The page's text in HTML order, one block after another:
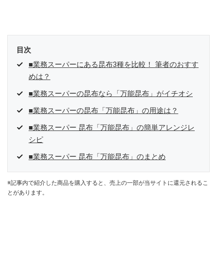
目次
■業務スーパーにある昆布3種を比較！ 筆者のおすす
めは？
■業務スーパーの昆布なら「万能昆布」がイチオシ
■業務スーパーの昆布「万能昆布」の用途は？
■業務スーパー 昆布「万能昆布」の簡単アレンジレ
シピ
■業務スーパー 昆布「万能昆布」のまとめ
※記事内で紹介した商品を購入すると、売上の一部が当サイトに還元されるこ
とがあります。